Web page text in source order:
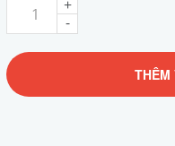
-
+
THÊM